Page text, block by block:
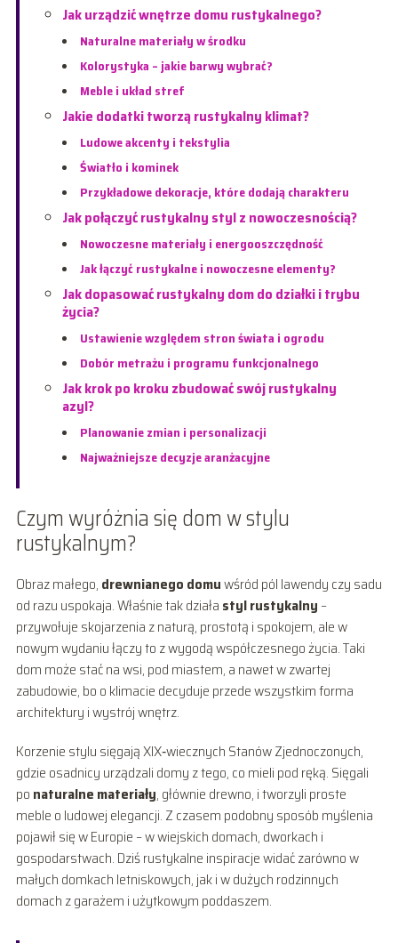
Jak urządzić wnętrze domu rustykalnego?
Naturalne materiały w środku
Kolorystyka – jakie barwy wybrać?
Meble i układ stref
Jakie dodatki tworzą rustykalny klimat?
Ludowe akcenty i tekstylia
Światło i kominek
Przykładowe dekoracje, które dodają charakteru
Jak połączyć rustykalny styl z nowoczesnością?
Nowoczesne materiały i energooszczędność
Jak łączyć rustykalne i nowoczesne elementy?
Jak dopasować rustykalny dom do działki i trybu
życia?
Ustawienie względem stron świata i ogrodu
Dobór metrażu i programu funkcjonalnego
Jak krok po kroku zbudować swój rustykalny
azyl?
Planowanie zmian i personalizacji
Najważniejsze decyzje aranżacyjne
Czym wyróżnia się dom w stylu
rustykalnym?
Obraz małego, drewnianego domuwśród pól lawendy czy sadu
od razu uspokaja. Właśnie tak działa styl rustykalny –
przywołuje skojarzenia z naturą, prostotą i spokojem, ale w
nowym wydaniu łączy to z wygodą współczesnego życia. Taki
dom może stać na wsi, pod miastem, a nawet w zwartej
zabudowie, bo o klimacie decyduje przede wszystkim forma
architektury i wystrój wnętrz.
Korzenie stylu sięgają XIX‑wiecznych Stanów Zjednoczonych,
gdzie osadnicy urządzali domy z tego, co mieli pod ręką. Sięgali
po naturalne materiały, głównie drewno, i tworzyli proste
meble o ludowej elegancji. Z czasem podobny sposób myślenia
pojawił się w Europie – w wiejskich domach, dworkach i
gospodarstwach. Dziś rustykalne inspiracje widać zarówno w
małych domkach letniskowych, jak i w dużych rodzinnych
domach z garażem i użytkowym poddaszem.